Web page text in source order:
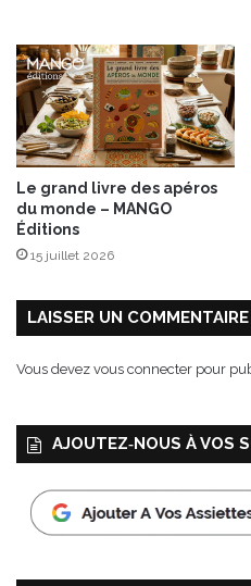
E
s
p
e
l
t
t
Le grand livre des apéros
du monde – MANGO
Éditions
15 juillet 2026
LAISSER UN COMMENTAIRE
Vous devez vous connecter pour
AJOUTEZ‑NOUS À VOS